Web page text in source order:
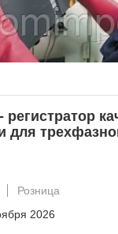
регистратор
для
Розница
2026